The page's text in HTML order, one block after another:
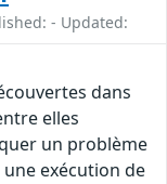
- Updated:
dans
elles
un problème
exécution de